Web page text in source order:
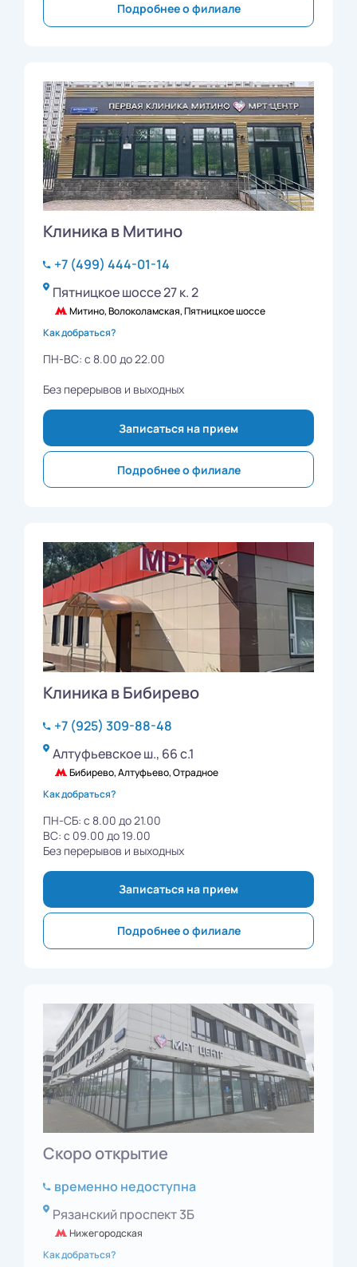
Подробнее о филиале
Клиника в Митино
+7 (499) 444-01-14
Пятницкое шоссе 27 к. 2
Митино, Волоколамская, Пятницкое шоссе
Как добраться?
ПН-ВС: с 8.00 до 22.00
Без перерывов и выходных
Записаться на прием
Подробнее о филиале
Клиника в Бибирево
+7 (925) 309-88-48
Алтуфьевское ш., 66 с.1
Бибирево, Алтуфьево, Отрадное
Как добраться?
ПН-СБ: с 8.00 до 21.00
ВС: с 09.00 до 19.00
Без перерывов и выходных
Записаться на прием
Подробнее о филиале
Скоро открытие
временно недоступна
Рязанский проспект 3Б
Нижегородская
Как добраться?